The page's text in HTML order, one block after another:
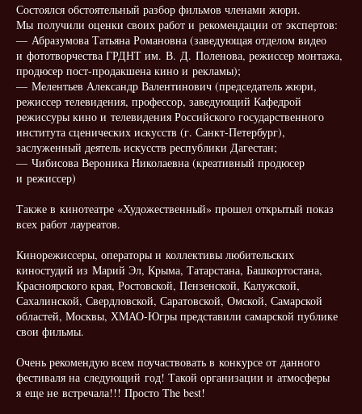
Состоялся обстоятельный разбор фильмов членами жюри.
Мы получили оценки своих работ и рекомендации от экспертов:
— Абразумова Татьяна Романовна (заведующая отделом видео
и фототворчества ГРДНТ им. В. Д. Поленова, режиссер монтажа,
продюсер пост-продакшена кино и рекламы);
— Мелентьев Александр Валентинович (председатель жюри,
режиссер телевидения, профессор, заведующий Кафедрой
режиссуры кино и телевидения Российского государственного
института сценических искусств (г. Санкт-Петербург),
заслуженный деятель искусств республики Дагестан;
— Чибисова Вероника Николаевна (креативный продюсер
и режиссер)
Также в кинотеатре «Художественный» прошел открытый показ
всех работ лауреатов.
Кинорежиссеры, операторы и коллективы любительских
киностудий из Марий Эл, Крыма, Татарстана, Башкортостана,
Красноярского края, Ростовской, Пензенской, Калужской,
Сахалинской, Свердловской, Саратовской, Омской, Самарской
областей, Москвы, ХМАО-Югры представили самарской публике
свои фильмы.
Очень рекомендую всем поучаствовать в конкурсе от данного
фестиваля на следующий год! Такой организации и атмосферы
я еще не встречала!!! Просто The best!